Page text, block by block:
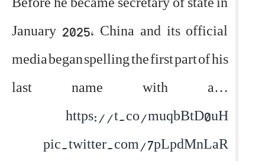
January 2025, China and its official
media began spelling the first part of his
last name with a…
https://t.co/muqbBtD0uH
pic.twitter.com/7pLpdMnLaR